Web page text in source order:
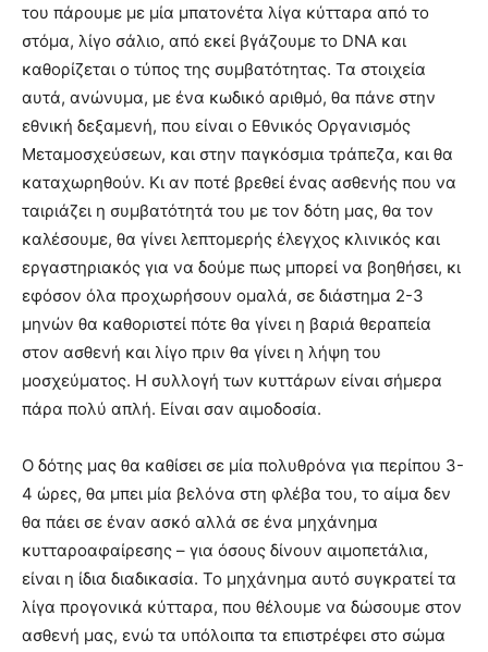
του πάρουμε με μία μπατονέτα λίγα κύτταρα από το
στόμα, λίγο σάλιο, από εκεί βγάζουμε το DNA και
καθορίζεται ο τύπος της συμβατότητας. Τα στοιχεία
αυτά, ανώνυμα, με ένα κωδικό αριθμό, θα πάνε στην
εθνική δεξαμενή, που είναι ο Εθνικός Οργανισμός
Μεταμοσχεύσεων, και στην παγκόσμια τράπεζα, και θα
καταχωρηθούν. Κι αν ποτέ βρεθεί ένας ασθενής που να
ταιριάζει η συμβατότητά του με τον δότη μας, θα τον
καλέσουμε, θα γίνει λεπτομερής έλεγχος κλινικός και
εργαστηριακός για να δούμε πως μπορεί να βοηθήσει, κι
εφόσον όλα προχωρήσουν ομαλά, σε διάστημα 2-3
μηνών θα καθοριστεί πότε θα γίνει η βαριά θεραπεία
στον ασθενή και λίγο πριν θα γίνει η λήψη του
μοσχεύματος. Η συλλογή των κυττάρων είναι σήμερα
πάρα πολύ απλή. Είναι σαν αιμοδοσία.
Ο δότης μας θα καθίσει σε μία πολυθρόνα για περίπου 3-
4 ώρες, θα μπει μία βελόνα στη φλέβα του, το αίμα δεν
θα πάει σε έναν ασκό αλλά σε ένα μηχάνημα
κυτταροαφαίρεσης – για όσους δίνουν αιμοπετάλια,
είναι η ίδια διαδικασία. Το μηχάνημα αυτό συγκρατεί τα
λίγα προγονικά κύτταρα, που θέλουμε να δώσουμε στον
ασθενή μας, ενώ τα υπόλοιπα τα επιστρέφει στο σώμα